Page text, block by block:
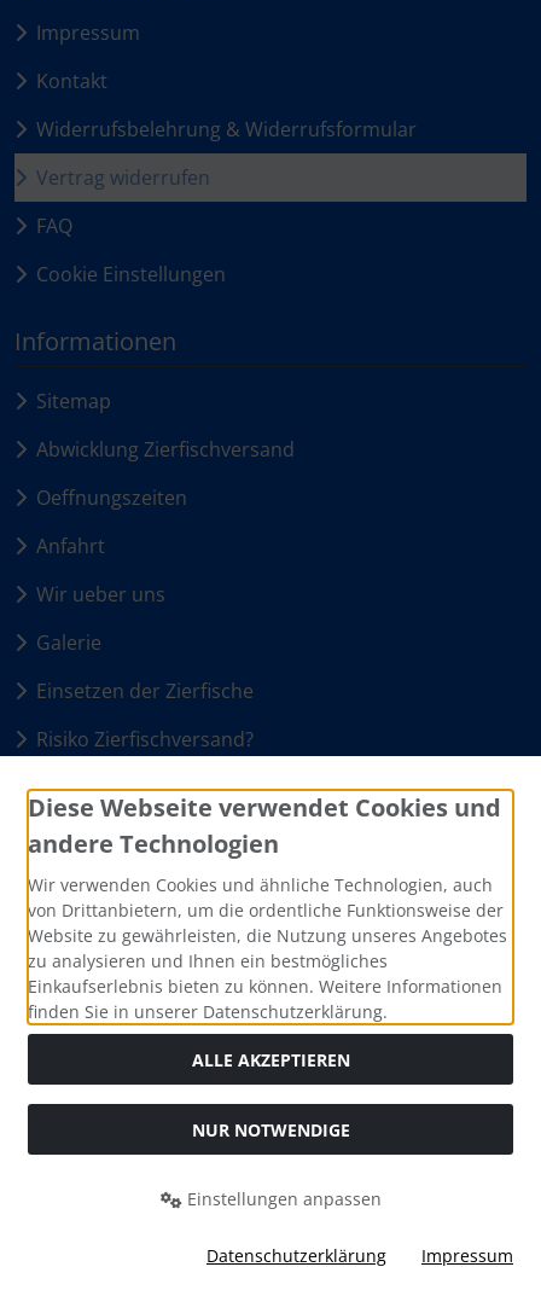
Impressum
Kontakt
Widerrufsbelehrung & Widerrufsformular
Vertrag widerrufen
FAQ
Cookie Einstellungen
Informationen
Sitemap
Abwicklung Zierfischversand
Oeffnungszeiten
Anfahrt
Wir ueber uns
Galerie
Einsetzen der Zierfische
Risiko Zierfischversand?
Aquarium einrichten
Stockliste Zierfische
Erlenzapfen
Zahlungsmethoden
Alle Preise inkl. gesetzl. MwSt. zzgl.Versandkosten. Die
durchgestrichenen Preise entsprechen dem bisherigen Preis
bei Zierfischzucht AquaKö Reiner Köhler.
Zierfischzucht AquaKö Reiner Köhler © 2026 | Template ©
2026 by Karl
ified eCommerce Shopsoftware © 2009-2026
Diese Webseite verwendet Cookies und
andere Technologien
Wir verwenden Cookies und ähnliche Technologien, auch
von Drittanbietern, um die ordentliche Funktionsweise der
Website zu gewährleisten, die Nutzung unseres Angebotes
zu analysieren und Ihnen ein bestmögliches
Einkaufserlebnis bieten zu können. Weitere Informationen
finden Sie in unserer Datenschutzerklärung.
ALLE AKZEPTIEREN
NUR NOTWENDIGE
Einstellungen anpassen
Datenschutzerklärung Impressum